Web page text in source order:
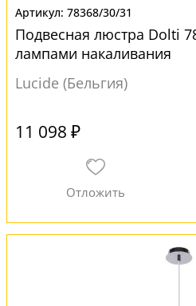
78368/30/31
Подвесная люстра Dolti
лампами накаливания
Lucide (Бельгия)
11 098 ₽